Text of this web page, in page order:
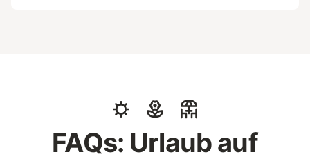
FAQs: Urlaub auf